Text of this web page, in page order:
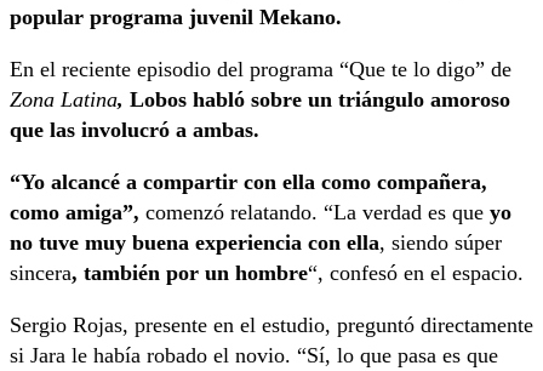
popular programa juvenil Mekano.
En el reciente episodio del programa “Que te lo digo” de
Zona Latina, Lobos habló sobre un triángulo amoroso
que las involucró a ambas.
“Yo alcancé a compartir con ella como compañera,
como amiga”, comenzó relatando. “La verdad es que yo
no tuve muy buena experiencia con ella, siendo súper
sincera, también por un hombre“, confesó en el espacio.
Sergio Rojas, presente en el estudio, preguntó directamente
si Jara le había robado el novio. “Sí, lo que pasa es que